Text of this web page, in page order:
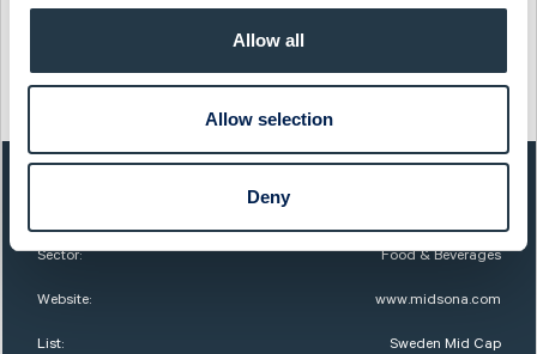
Allow all
Allow selection
Deny
This information was distributed by Cision
Sector: Food & Beverages
Website: www.midsona.com
List: Sweden Mid Cap